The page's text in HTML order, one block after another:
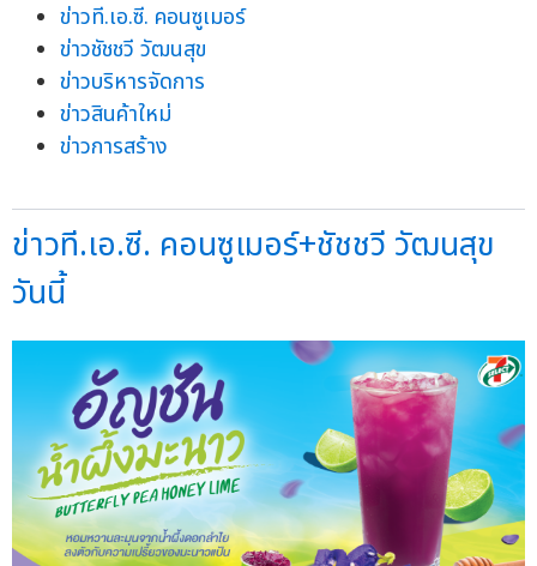
ข่าวที.เอ.ซี. คอนซูเมอร์
ข่าวชัชชวี วัฒนสุข
ข่าวบริหารจัดการ
ข่าวสินค้าใหม่
ข่าวการสร้าง
ข่าวที.เอ.ซี. คอนซูเมอร์+ชัชชวี วัฒนสุข
วันนี้